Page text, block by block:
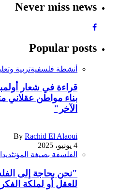
Never miss news
Popular posts
أنشطة فلسفيةتربية
قراءة في شعار
بناء مواطن عقلاني
الآخر"
By Rachid El Alaoui
4 يونيو، 2025
الفلسفة بصيغة المؤنث
"نحن بحاجة إلى
للعقل أو لملكة